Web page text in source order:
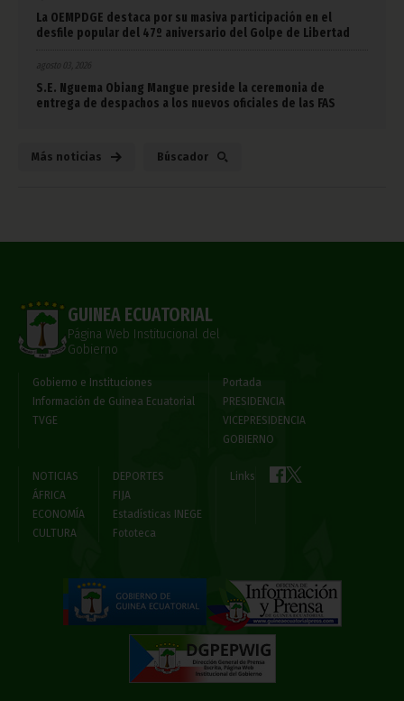
La OEMPDGE destaca por su masiva participación en el
desfile popular del 47º aniversario del Golpe de Libertad
S.E. Nguema Obiang Mangue preside la ceremonia de
entrega de despachos a los nuevos oficiales de las FAS
Más noticias Búscador
GUINEA ECUATORIAL
Página Web Institucional del
Gobierno
Gobierno e Instituciones
Información de Guinea Ecuatorial
TVGE
Portada
PRESIDENCIA
VICEPRESIDENCIA
GOBIERNO
NOTICIAS
ÁFRICA
ECONOMÍA
CULTURA
DEPORTES
FIJA
Estadísticas INEGE
Fototeca
Links